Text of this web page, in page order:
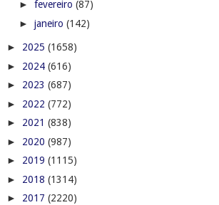
► fevereiro (87)
► janeiro (142)
► 2025 (1658)
► 2024 (616)
► 2023 (687)
► 2022 (772)
► 2021 (838)
► 2020 (987)
► 2019 (1115)
► 2018 (1314)
► 2017 (2220)